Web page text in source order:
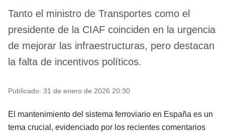
Tanto el ministro de Transportes como el
presidente de la CIAF coinciden en la urgencia
de mejorar las infraestructuras, pero destacan
la falta de incentivos políticos.
Publicado: 31 de enero de 2026 20:30
El mantenimiento del sistema ferroviario en España es un
tema crucial, evidenciado por los recientes comentarios